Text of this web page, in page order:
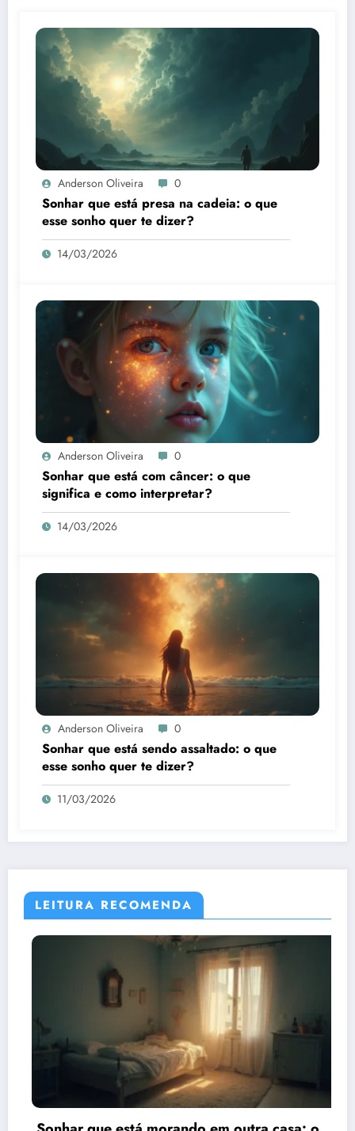
Anderson Oliveira 0
Sonhar que está presa na cadeia: o que
esse sonho quer te dizer?
14/03/2026
Anderson Oliveira 0
Sonhar que está com câncer: o que
significa e como interpretar?
14/03/2026
Anderson Oliveira 0
Sonhar que está sendo assaltado: o que
esse sonho quer te dizer?
11/03/2026
LEITURA RECOMENDA